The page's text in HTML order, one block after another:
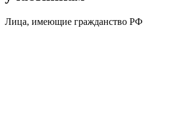
Лица, имеющие гражданство РФ